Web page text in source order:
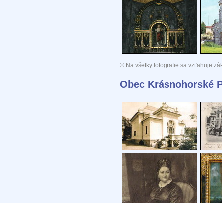
© Na všetky fotografie sa vzťahuje
Obec Krásnohorské